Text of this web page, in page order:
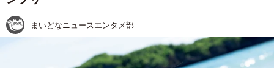
まいどなニュースエンタメ部